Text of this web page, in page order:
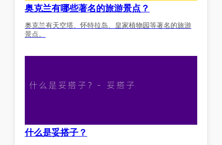
奥克兰有哪些著名的旅游景点？
奥克兰有天空塔、怀特拉岛、皇家植物园等著名的旅游
景点。
什么是妥搭子？